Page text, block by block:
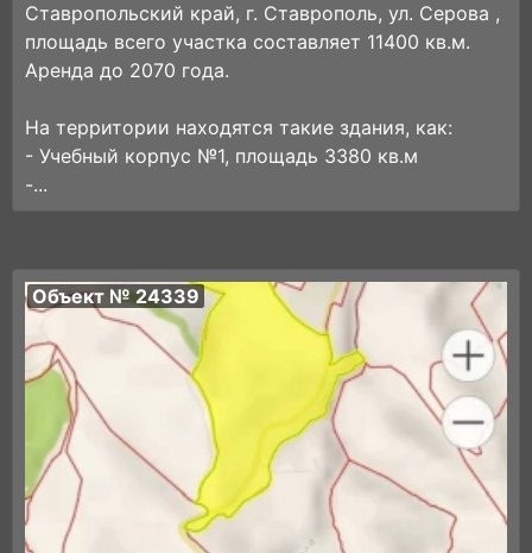
Ставропольский край, г. Ставрополь, ул. Серова ,
площадь всего участка составляет 11400 кв.м.
Аренда до 2070 года.
На территории находятся такие здания, как:
- Учебный корпус №1, площадь 3380 кв.м
-...
Объект № 24339